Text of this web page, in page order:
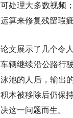
可处理大多数视频
运算来修复残留瑕疵
论文展示了几个令
车辆继续沿公路行
泳池的人后，输出
积木被移除后仍保
决这一问题而生。